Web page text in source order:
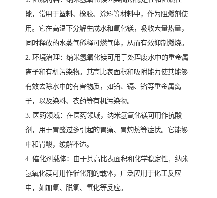
能，常用于塑料、橡胶、涂料等材料中，作为阻燃剂使
用。它在高温下分解生成水和氧化镁，吸收大量热量，
同时释放的水蒸气稀释可燃气体，从而有效抑制燃烧。
2. 环境治理：纳米氢氧化镁可用于处理废水中的重金属
离子和有机污染物。其高比表面积和吸附能力使其能够
有效去除水中的有害物质，如铅、镉、铬等重金属离
子，以及染料、农药等有机污染物。
3. 医药领域：在医药领域，纳米氢氧化镁可用作抗酸
剂，用于胃酸过多引起的胃痛、胃灼热等症状。它能够
中和胃酸，缓解不适。
4. 催化剂载体：由于其高比表面积和化学稳定性，纳米
氢氧化镁可用作催化剂的载体，广泛应用于化工反应
中，如加氢、脱氢、氧化等反应。